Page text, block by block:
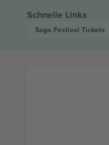
Schnelle Links
Saga Festival Tickets